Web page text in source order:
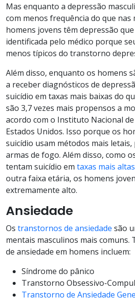
Mas enquanto a depressão
com menos frequência do que
homens jovens têm depressão
identificada pelo médico porque
menos típicos do transtorno
Além disso, enquanto os homens
a receber diagnósticos de
suicídio em taxas mais baixas do
são 3,7 vezes mais propensos a
acordo com o Instituto Nacional
Estados Unidos. Isso porque os
suicídio usam métodos mais
armas de fogo. Além disso, como
tentam suicídio em taxas mais altas
outra faixa etária, os homens
extremamente alto.
Ansiedade
Os transtornos de ansiedade são
mentais masculinos mais
de ansiedade em homens incluem:
Síndrome do pânico
Transtorno Obsessivo-
Transtorno de Ansiedade